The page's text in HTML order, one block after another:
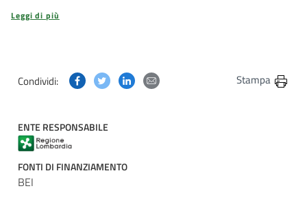
Leggi di più
Condividi: Condividi questa pagina su Facebook
Condividi questa pagina su Twitter
Condividi questa pagina su Linkedin
Condividi questa pagina via
Stampa
ENTE RESPONSABILE
FONTI DI FINANZIAMENTO
BEI